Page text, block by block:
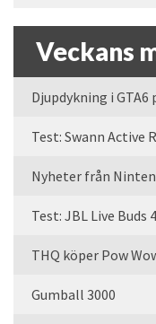
Veckans
Djupdykning i
Test: Swann Active
Nyheter från
Test: JBL Live Buds 4
THQ köper Pow
Gumball 3000